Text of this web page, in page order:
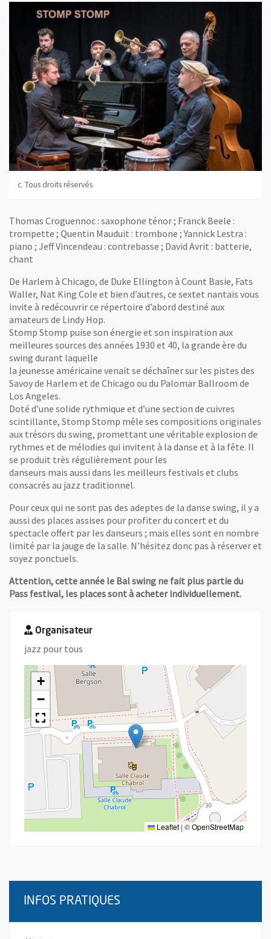
c. Tous droits réservés
Thomas Croguennoc : saxophone ténor ; Franck Beele :
trompette ; Quentin Mauduit : trombone ; Yannick Lestra :
piano ; Jeff Vincendeau : contrebasse ; David Avrit : batterie,
chant
De Harlem à Chicago, de Duke Ellington à Count Basie, Fats
Waller, Nat King Cole et bien d’autres, ce sextet nantais vous
invite à redécouvrir ce répertoire d’abord destiné aux
amateurs de Lindy Hop.
Stomp Stomp puise son énergie et son inspiration aux
meilleures sources des années 1930 et 40, la grande ère du
swing durant laquelle
la jeunesse américaine venait se déchaîner sur les pistes des
Savoy de Harlem et de Chicago ou du Palomar Ballroom de
Los Angeles.
Doté d’une solide rythmique et d’une section de cuivres
scintillante, Stomp Stomp mêle ses compositions originales
aux trésors du swing, promettant une véritable explosion de
rythmes et de mélodies qui invitent à la danse et à la fête. Il
se produit très régulièrement pour les
danseurs mais aussi dans les meilleurs festivals et clubs
consacrés au jazz traditionnel.
Pour ceux qui ne sont pas des adeptes de la danse swing, il y a
aussi des places assises pour profiter du concert et du
spectacle offert par les danseurs ; mais elles sont en nombre
limité par la jauge de la salle. N’hésitez donc pas à réserver et
soyez ponctuels.
Attention, cette année le Bal swing ne fait plus partie du
Pass festival, les places sont à acheter individuellement.
Organisateur
jazz pour tous
+
−
Leaflet | ©OpenStreetMap
INFOS PRATIQUES